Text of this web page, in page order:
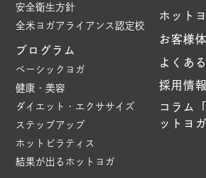
安全衛生方針
全米ヨガアライアンス認定校
プログラム
ベーシックヨガ
健康・美容
ダイエット・エクササイズ
ステップアップ
ホットピラティス
結果が出るホットヨガ
ホット
お客様
よくあ
採用情報
コラム
ットヨガ